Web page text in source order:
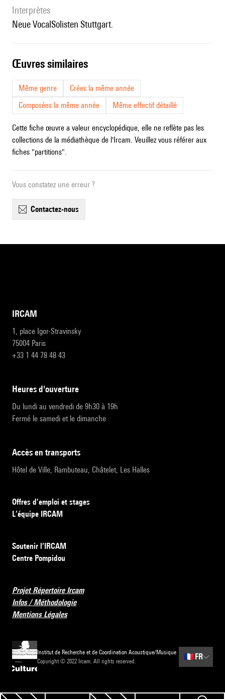
interprètes
Neue VocalSolisten Stuttgart.
œuvres similaires
Même genre
Crées la même année
Composées la même année
Même effectif détaillé
Cette fiche œuvre a valeur encyclopédique, elle ne reflète pas les
collections de la médiathèque de l'Ircam. Veuillez vous référer aux
fiches "partitions".
Vous constatez une erreur ?
contactez-nous
IRCAM
1, place Igor-Stravinsky
75004 Paris
+33 1 44 78 48 43
heures d'ouverture
Du lundi au vendredi de 9h30 à 19h
Fermé le samedi et le dimanche
accès en transports
Hôtel de Ville, Rambuteau, Châtelet, Les Halles
Offres d’emploi et stages
L’équipe IRCAM
Soutenir l’IRCAM
Centre Pompidou
Projet Répertoire Ircam
Infos / Méthodologie
Mentions Légales
Institut de Recherche et de Coordination Acoustique/Musique
Copyright © 2022 Ircam. All rights reserved.
🇫🇷 FR